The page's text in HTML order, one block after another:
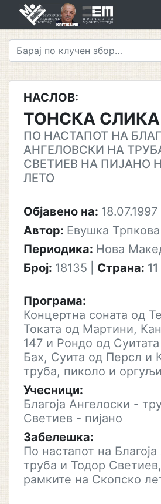
НАСЛОВ:
ТОНСКА СЛИКА
ПО НАСТАПОТ НА
АНГЕЛОВСКИ НА
СВЕТИЕВ НА ПИЈАНО
ЛЕТО
Објавено на: 18.07.1997
Автор: Евушка
Периодика: Нова
Број: 18135 Страна: 11
Програма:
Концертна соната од
Токата од Мартини,
147 и Рондо од
Бах, Суита од Персл и
труба, пиколо и
Учесници:
Благоја Ангелоски -
Светиев - пијано
Забелешка:
По настапот на
труба и Тодор
рамките на Скопско